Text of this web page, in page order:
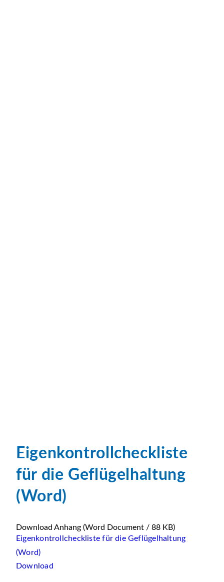
Eigenkontrollcheckliste
für die Geflügelhaltung
(Word)
Download Anhang (Word Document / 88 KB)
Eigenkontrollcheckliste für die Geflügelhaltung
(Word)
Download